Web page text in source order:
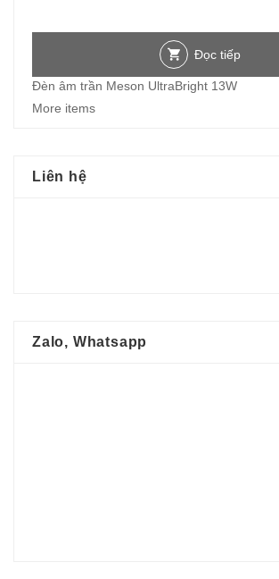
Đọc tiếp
Đèn âm trần Meson UltraBright 13W
More items
Liên hệ
Zalo, Whatsapp